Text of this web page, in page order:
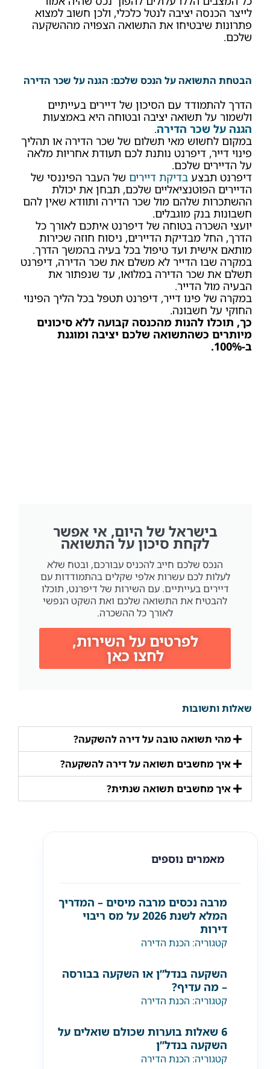
לייצר הכנסה יציבה לנטל כלכלי, ולכן חשוב למצוא
פתרונות שיבטיחו את התשואה הצפויה מההשקעה
שלכם.
הבטחת התשואה על הנכס שלכם: הגנה על שכר הדירה
הדרך להתמודד עם הסיכון של דיירים בעייתיים
ולשמור על תשואה יציבה ובטוחה היא באמצעות
הגנה על שכר הדירה.
במקום לחשוש מאי תשלום של שכר הדירה או תהליך
פינוי דייר, דיפרנט נותנת לכם תעודת אחריות מלאה
על הדיירים שלכם.
דיפרנט תבצע בדיקת דיירים של העבר הפיננסי של
הדיירים הפוטנציאליים שלכם, תבחן את יכולת
ההשתכרות שלהם מול שכר הדירה ותוודא שאין להם
חשבונות בנק מוגבלים.
יועצי השכרה בטוחה של דיפרנט איתכם לאורך כל
הדרך, החל מבדיקת הדיירים, ניסוח חוזה שכירות
מותאם אישית ועד טיפול בכל בעיה בהמשך הדרך.
במקרה שבו הדייר לא משלם את שכר הדירה, דיפרנט
תשלם את שכר הדירה במלואו, עד שנפתור את
הבעיה מול הדייר.
במקרה של פינו דייר, דיפרנט תטפל בכל הליך הפינוי
החוקי על חשבונה.
כך, תוכלו להנות מהכנסה קבועה ללא סיכונים
מיותרים כשהתשואה שלכם יציבה ומוגנת
ב-100%.
בישראל של היום, אי אפשר
לקחת סיכון על התשואה
הנכס שלכם חייב להכניס עבורכם, ובטח שלא
לעלות לכם עשרות אלפי שקלים בהתמודדות עם
דיירים בעייתיים. עם השירות של דיפרנט, תוכלו
להבטיח את התשואה שלכם ואת השקט הנפשי
לאורך כל ההשכרה.
לפרטים על השירות,
לחצו כאן
שאלות ותשובות
מהי תשואה טובה על דירה להשקעה?
איך מחשבים תשואה על דירה להשקעה?
איך מחשבים תשואה שנתית?
מאמרים נוספים
מרבה נכסים מרבה מיסים – המדריך
המלא לשנת 2026 על מס ריבוי
דירות
קטגוריה: הכנת הדירה
השקעה בנדל”ן או השקעה בבורסה
– מה עדיף?
קטגוריה: הכנת הדירה
6 שאלות בוערות שכולם שואלים על
השקעה בנדל”ן
קטגוריה: הכנת הדירה